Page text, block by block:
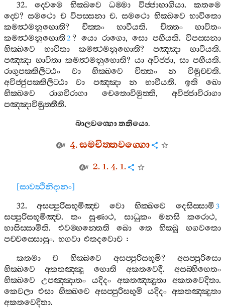
32. ද‍්වෙමෙ භික‍්ඛවෙ ධම‍්මා විජ‍්ජාභාගියා.කතමෙ
ද‍්වෙ?සමථො ච විපස‍්සනා ච.සමථො භික‍්ඛවෙ භාවිතො
කමත්‍ථමනුභොති? චිත‍්තං භාවීයති. චිත‍්තං
භාවිතං
කමත්‍ථමනුභොති 2 ? යො රාගො,සො පහීයති.විපස‍්සනා
භික‍්ඛවෙ
භාවිතා කමත්‍ථමනුභොති? පඤ‍්ඤා භාවීයති.
පඤ‍්ඤා භාවිතා කමත්‍ථමනුභොති? යා අවිජ‍්ජා,සා පහීයති.
රාගුපක‍්කිලිට‍්ඨං
වා භික‍්ඛවෙ චිත‍්තං න විමුච‍්චති.
අවිජ‍්ජුපක‍්කිලිට‍්ඨා
වා පඤ‍්ඤා න භාවීයති. ඉති
ඛො
භික‍්ඛවෙ
රාගවිරාගා චෙතොවිමුත‍්ති,අවිජ‍්ජාවිරාගා
පඤ‍්ඤාවිමුත‍්තීති.
බාලවග‍්ගොතතියො.
4.සමචිත‍්තවග‍්ගො
2. 1. 4. 1.
[සාවත්‍ථිනිදානං]
32.අසප‍්පුරිසභූමිඤ‍්ච වො භික‍්ඛවෙ දෙසිස‍්සාමි 3
සප‍්පුරිසභූමිඤ‍්ච.තං සුණාථ, සාධුකං මනසි කරොථ,
භාසිස‍්සාමීති. එවම‍්භන‍්තෙති ඛො තෙ භික‍්ඛූ
භගවතො
පච‍්චස‍්සොසුං. භගවා එතදවොච :
කතමා
ච භික‍්ඛවෙ අසප‍්පුරිසභූමි? අසප‍්පුරිසො
භික‍්ඛවෙ
අකතඤ‍්ඤූ හොති අකතවෙදී. අසබ‍්භිහෙතං
භික‍්ඛවෙ
උපඤ‍්ඤාතං යදිදං අකතඤ‍්ඤුතා අකතවෙදිතා.
කෙවලා එසා භික‍්ඛවෙ අසප‍්පුරිසභූමි යදිදං අකතඤ‍්ඤුතා
අකතවෙදිතා.